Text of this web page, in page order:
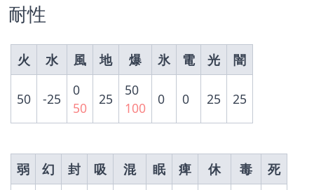
耐性
火 水 風 地 爆 氷 電 光 闇
50 -25
0
50
25
50
100
0 0 25 25
弱 幻 封 吸 混 眠 痺 休 毒 死